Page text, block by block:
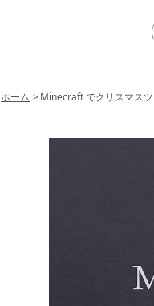
ホーム > Minecraft でクリスマス